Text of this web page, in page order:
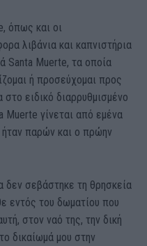
όπως και οι
λιβάνια και καπνιστήρια
Santa Muerte, τα οποία
ή προσεύχομαι προς
ειδικό διαρρυθμισμένο
Muerte γίνεται από εμένα
παρών και ο πρώην
δεν σεβάστηκε τη θρησκεία
εντός του δωματίου που
στον ναό της, την δική
δικαίωμά μου στην